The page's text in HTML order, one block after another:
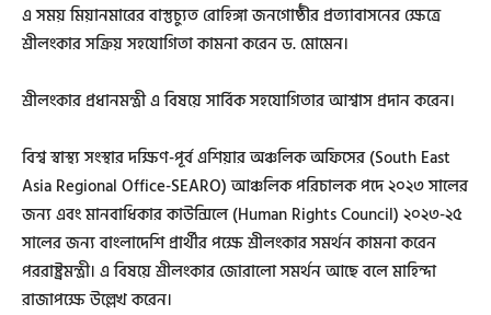
এ সময় মিয়ানমারের বাস্তুচ্যুত রোহিঙ্গা জনগোষ্ঠীর প্রত্যাবাসনের ক্ষেত্রে
শ্রীলংকার সক্রিয় সহযোগিতা কামনা করেন ড. মোমেন।
শ্রীলংকার প্রধানমন্ত্রী এ বিষয়ে সার্বিক সহযোগিতার আশ্বাস প্রদান করেন।
বিশ্ব স্বাস্থ্য সংস্থার দক্ষিণ-পূর্ব এশিয়ার অঞ্চলিক অফিসের (South East
Asia Regional Office-SEARO) আঞ্চলিক পরিচালক পদে ২০২৩ সালের
জন্য এবং মানবাধিকার কাউন্সিলে (Human Rights Council) ২০২৩-২৫
সালের জন্য বাংলাদেশি প্রার্থীর পক্ষে শ্রীলংকার সমর্থন কামনা করেন
পররাষ্ট্রমন্ত্রী। এ বিষয়ে শ্রীলংকার জোরালো সমর্থন আছে বলে মাহিন্দা
রাজাপক্ষে উল্লেখ করেন।